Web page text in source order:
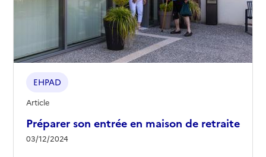
Préparer son entrée en maison de retraite
03/12/2024
EHPAD
Article